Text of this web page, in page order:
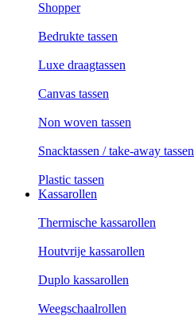
Shopper
Bedrukte tassen
Luxe draagtassen
Canvas tassen
Non woven tassen
Snacktassen / take-away tassen
Plastic tassen
Kassarollen
Thermische kassarollen
Houtvrije kassarollen
Duplo kassarollen
Weegschaalrollen